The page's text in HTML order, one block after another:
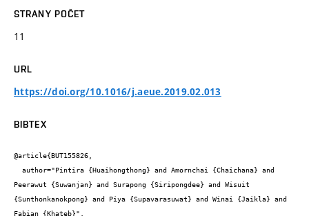
STRANY POČET
11
URL
https://doi.org/10.1016/j.aeue.2019.02.013
BIBTEX
@article{BUT155826,
Peerawut {Suwanjan} and Surapong {Siripongdee} and Wisuit
{Sunthonkanokpong} and Piya {Supavarasuwat} and Winai {Jaikla} and
Fabian {Khateb}",